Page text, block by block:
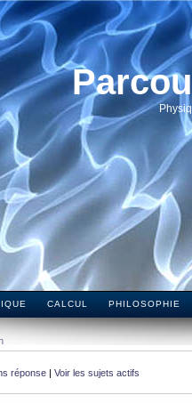
CALCUL PHILOSOPHIE
réponse | Voir les sujets actifs